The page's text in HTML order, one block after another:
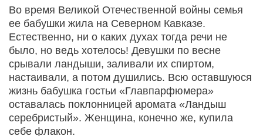
Во время Великой Отечественной войны семья
ее бабушки жила на Северном Кавказе.
Естественно, ни о каких духах тогда речи не
было, но ведь хотелось! Девушки по весне
срывали ландыши, заливали их спиртом,
настаивали, а потом душились. Всю оставшуюся
жизнь бабушка гостьи «Главпарфюмера»
оставалась поклонницей аромата «Ландыш
серебристый». Женщина, конечно же, купила
себе флакон.